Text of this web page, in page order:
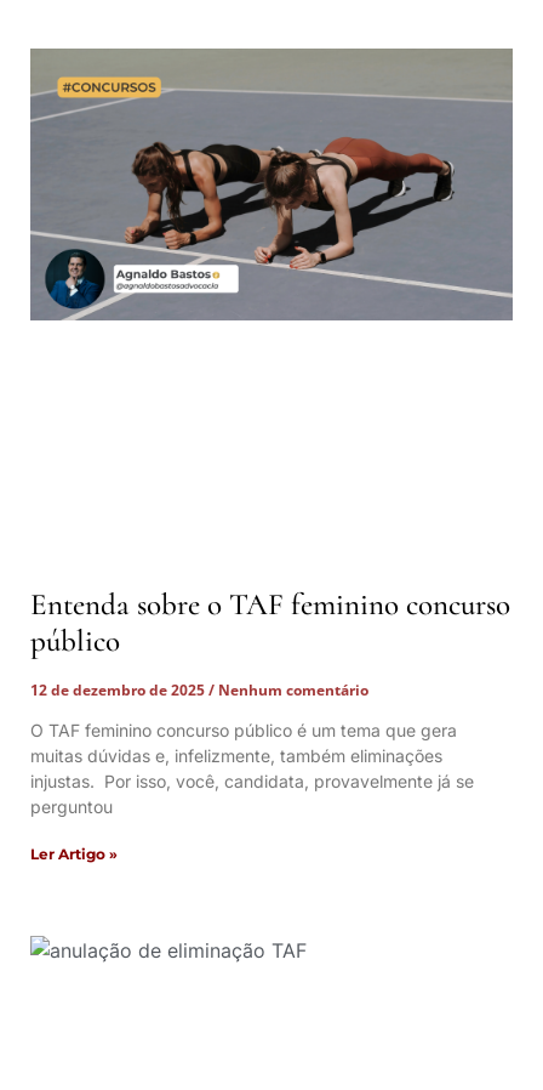
Entenda sobre o TAF feminino concurso
público
12 de dezembro de 2025
Nenhum comentário
O TAF feminino concurso público é um tema que gera
muitas dúvidas e, infelizmente, também eliminações
injustas. Por isso, você, candidata, provavelmente já se
perguntou
Ler Artigo »